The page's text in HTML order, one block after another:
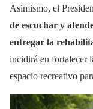
Asimismo, el
de escuchar y
entregar la
incidirá en fortalecer
espacio recreativo